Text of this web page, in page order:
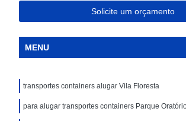
Solicite um orçamento
MENU
transportes containers alugar Vila Floresta
para alugar transportes containers Parque